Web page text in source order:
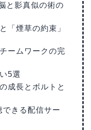
と影真似の術の
「煙草の約束」
ームワークの完
5選
成長とボルトと
きる配信サー